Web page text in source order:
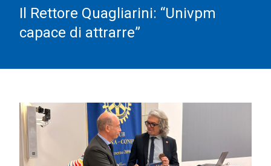
Il Rettore Quagliarini: “Univpm
capace di attrarre”